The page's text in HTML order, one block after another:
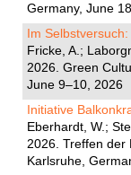
Germany, June
Im
Fricke, A.;
2026. Green
June 9–10, 2026
Initiative
Eberhardt, W.;
2026. Treffen der
Karlsruhe,